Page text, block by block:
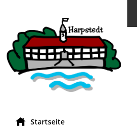
Startseite